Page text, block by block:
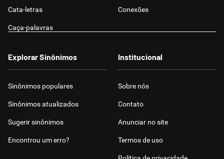
Cata-letras Conexões
Caça-palavras
Explorar Sinônimos
Sinônimos populares
Sinônimos atualizados
Sugerir sinônimos
Encontrou um erro?
Institucional
Sobre nós
Contato
Anunciar no site
Termos de uso